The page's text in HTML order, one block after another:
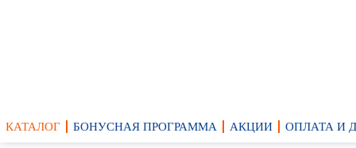
КАТАЛОГ БОНУСНАЯ ПРОГРАММА АКЦИИ ОПЛАТА И